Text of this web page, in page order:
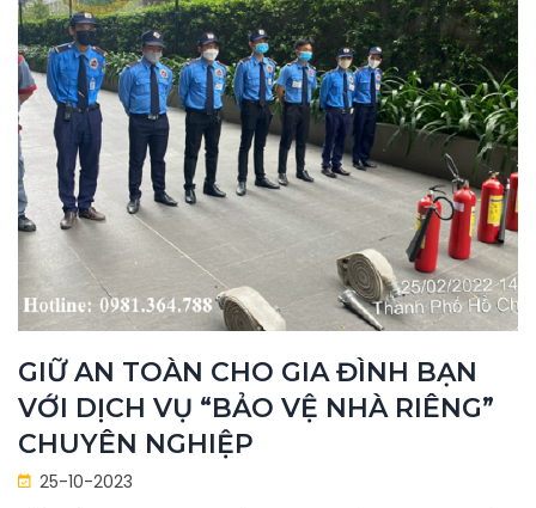
GIỮ AN TOÀN CHO GIA ĐÌNH BẠN
VỚI DỊCH VỤ “BẢO VỆ NHÀ RIÊNG”
CHUYÊN NGHIỆP
25-10-2023